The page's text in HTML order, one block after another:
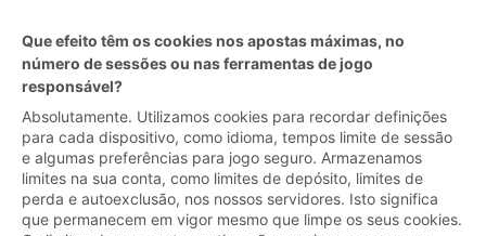
Que efeito têm os cookies nos apostas máximas, no
número de sessões ou nas ferramentas de jogo
responsável?
Absolutamente. Utilizamos cookies para recordar definições
para cada dispositivo, como idioma, tempos limite de sessão
e algumas preferências para jogo seguro. Armazenamos
limites na sua conta, como limites de depósito, limites de
perda e autoexclusão, nos nossos servidores. Isto significa
que permanecem em vigor mesmo que limpe os seus cookies.